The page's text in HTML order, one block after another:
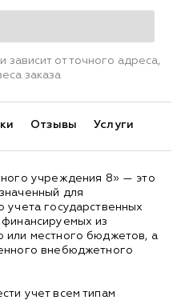
зависит от точного адреса,
заказа
Отзывы Услуги
учреждения 8» — это
для
учета государственных
из
или местного бюджетов, а
внебюджетного
учет всем типам